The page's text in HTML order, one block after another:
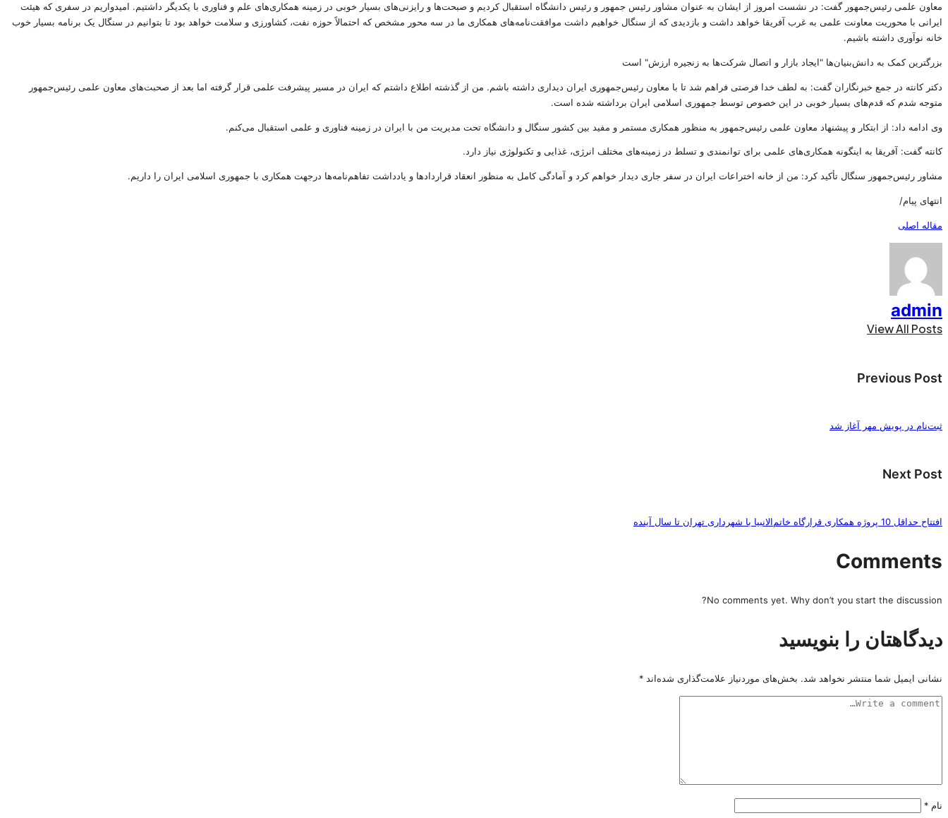
معاون علمی رئیس‌جمهور گفت: در نشست امروز از ایشان به عنوان مشاور رئیس جمهور و رئیس‌ دانشگاه استقبال کردیم و صبحت‌ها و رایزنی‌های بسیار خوبی در زمینه همکاری‌های علم و فناوری با یکدیگر داشتیم. امیدواریم در سفری که هیئت
ایرانی با محوریت معاونت علمی به غرب آفریقا خواهد داشت و بازدیدی که از سنگال خواهیم داشت موافقت‌نامه‌های همکاری ما در سه محور مشخص که احتمالاً حوزه نفت، کشاورزی و سلامت خواهد بود تا بتوانیم در سنگال یک برنامه بسیار خوب
خانه نوآوری داشته باشیم.
بزرگترین کمک به دانش‌بنیان‌ها "ایجاد بازار و اتصال شرکت‌ها به زنجیره ارزش" است
دکتر کانته در جمع خبرنگاران گفت: به لطف خدا فرصتی فراهم شد تا با معاون رئیس‌جمهوری ایران دیداری داشته باشم. من از گذشته اطلاع داشتم که ایران در مسیر پیشرفت علمی قرار گرفته اما بعد از صحبت‌های معاون علمی رئیس‌جمهور
متوجه شدم که قدم‌های بسیار خوبی در این خصوص توسط جمهوری اسلامی ایران برداشته شده است.
وی ادامه داد: از ابتکار و پیشنهاد معاون علمی رئیس‌جمهور به منظور همکاری مستمر و مفید بین کشور سنگال و دانشگاه تحت مدیریت من با ایران در زمینه فناوری و علمی استقبال می‌کنم.
کانته گفت:‌ آفریقا به اینگونه همکاری‌های علمی برای توانمندی و تسلط در زمینه‌های مختلف انرژی، غذایی و تکنولوژی نیاز دارد.
مشاور رئیس‌جمهور سنگال تأکید کرد: من از خانه اختراعات ایران در سفر جاری دیدار خواهم کرد و آمادگی کامل به منظور انعقاد قراردادها و یادداشت تفاهم‌نامه‌ها درجهت همکاری با جمهوری اسلامی ایران را داریم.
انتهای پیام/
مقاله اصلی
admin
View All Posts
Post
navigation
Previous Post
ثبت‌نام در پویش مهر آغاز شد
Next Post
افتتاح حداقل 10 پروژه همکاری قرارگاه خاتم‌الانبیا با شهرداری تهران تا سال آینده
Comments
No comments yet. Why don’t you start the discussion?
دیدگاهتان را بنویسید
نشانی ایمیل شما منتشر نخواهد شد. بخش‌های موردنیاز علامت‌گذاری شده‌اند *
نام *